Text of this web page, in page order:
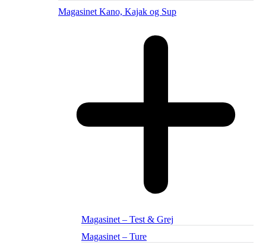
Magasinet Kano, Kajak og Sup
Magasinet – Test & Grej
Magasinet – Ture